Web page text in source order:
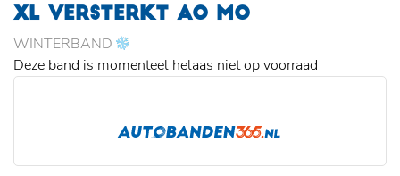
XL VERSTERKT AO MO
WINTERBAND
Deze band is momenteel helaas niet op voorraad